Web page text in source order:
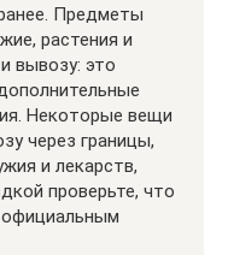
Предметы
растения и
вывозу: это
Некоторые вещи
через границы,
и лекарств,
проверьте, что